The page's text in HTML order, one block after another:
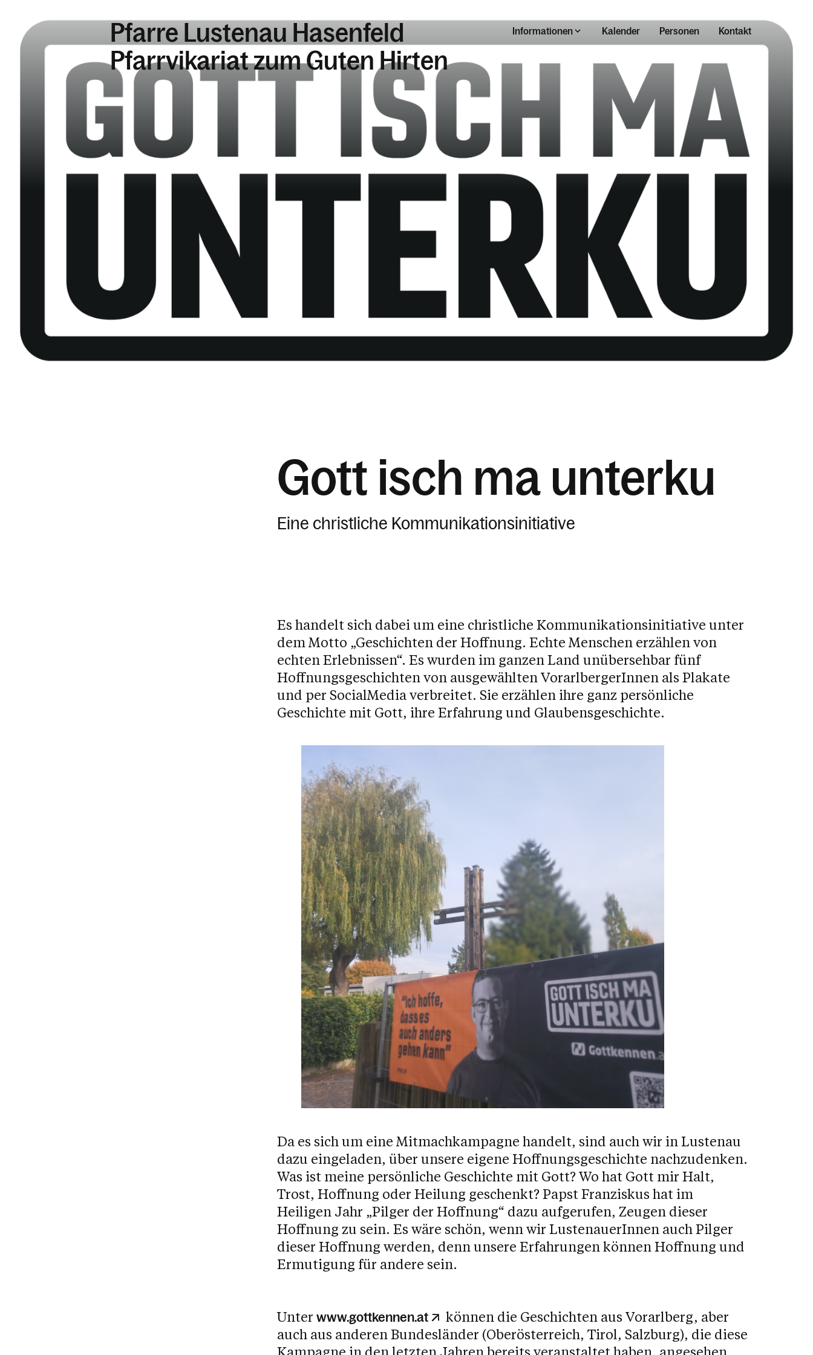
Pfarre Lustenau Hasenfeld
Pfarrvikariat zum Guten Hirten
Informationen Kalender Personen Kontakt
Gott isch ma unterku
Eine christliche Kommunikationsinitiative
Es handelt sich dabei um eine christliche Kommunikationsinitiative unter
dem Motto „Geschichten der Hoffnung. Echte Menschen erzählen von
echten Erlebnissen“. Es wurden im ganzen Land unübersehbar fünf
Hoffnungsgeschichten von ausgewählten VorarlbergerInnen als Plakate
und per SocialMedia verbreitet. Sie erzählen ihre ganz persönliche
Geschichte mit Gott, ihre Erfahrung und Glaubensgeschichte.
Da es sich um eine Mitmachkampagne handelt, sind auch wir in Lustenau
dazu eingeladen, über unsere eigene Hoffnungsgeschichte nachzudenken.
Was ist meine persönliche Geschichte mit Gott? Wo hat Gott mir Halt,
Trost, Hoffnung oder Heilung geschenkt? Papst Franziskus hat im
Heiligen Jahr „Pilger der Hoffnung“ dazu aufgerufen, Zeugen dieser
Hoffnung zu sein. Es wäre schön, wenn wir LustenauerInnen auch Pilger
dieser Hoffnung werden, denn unsere Erfahrungen können Hoffnung und
Ermutigung für andere sein.
Unter www.gottkennen.at
können die Geschichten aus Vorarlberg, aber
auch aus anderen Bundesländer (Oberösterreich, Tirol, Salzburg), die diese